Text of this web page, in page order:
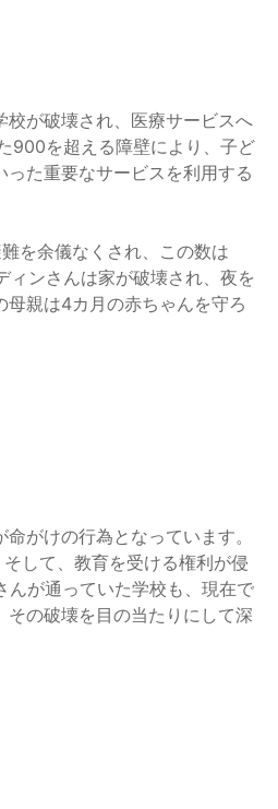
が破壊され、医療サービスへ
900を超える障壁により、子ど
た重要なサービスを利用する
を余儀なくされ、この数は
ンさんは家が破壊され、夜を
親は4カ月の赤ちゃんを守ろ
がけの行為となっています。
して、教育を受ける権利が侵
んが通っていた学校も、現在で
の破壊を目の当たりにして深